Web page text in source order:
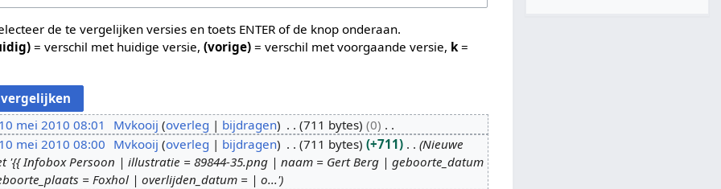
de te vergelijken versies en toets ENTER of de knop onderaan.
= verschil met huidige versie,(vorige) = verschil met voorgaande versie, k =
10 mei 2010 08:01 Mvkooij overleg bijdragen 711 bytes
0
10 mei 2010 08:00 Mvkooij overleg bijdragen 711 bytes +711
Nieuwe
'{{ Infobox Persoon | illustratie = 89844-35.png‎ | naam = Gert Berg | geboorte_datum
= Foxhol | overlijden_datum = | o...'